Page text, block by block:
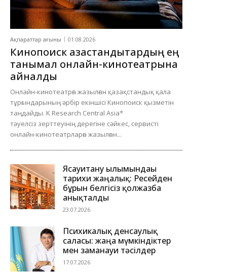
Ақпараттар ағыны 01.08.2026
Кинопоиск қазақстандықтардың ең
танымал онлайн-кинотеатрына
айналды
Онлайн-кинотеатрға жазылған қазақстандық қала
тұрғындарының әрбір екіншісі Кинопоиск қызметін
таңдайды. K Research Central Asia*
тәуелсіз зерттеуінің дерегіне сәйкес, сервисті
онлайн-кинотеатрларға жазылған...
Ясауитану ғылымындағы
тарихи жаңалық: Ресейден
бұрын белгісіз қолжазба
анықталды
23.07.2026
Психикалық денсаулық
саласы: жаңа мүмкіндіктер
мен заманауи тәсілдер
17.07.2026